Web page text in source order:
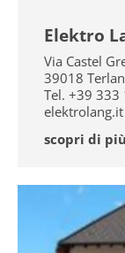
Elektro
Via Castel
39018
Tel. +39 333
elektrolang.it
scopri di più